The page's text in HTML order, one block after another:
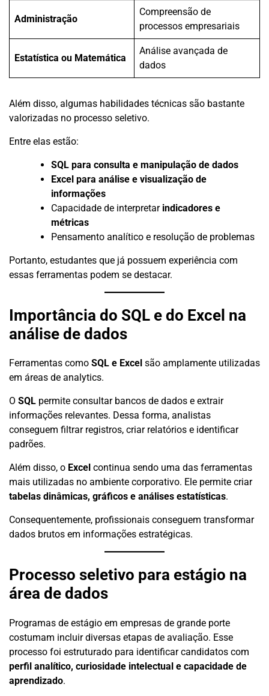
Administração
Compreensão de
processos empresariais
Estatística ou Matemática
Análise avançada de
dados
Além disso, algumas habilidades técnicas são bastante
valorizadas no processo seletivo.
Entre elas estão:
SQL para consulta e manipulação de dados
Excel para análise e visualização de
informações
Capacidade de interpretar indicadores e
métricas
Pensamento analítico e resolução de problemas
Portanto, estudantes que já possuem experiência com
essas ferramentas podem se destacar.
Importância do SQL e do Excel na
análise de dados
Ferramentas como SQL e Excel são amplamente utilizadas
em áreas de analytics.
O SQL permite consultar bancos de dados e extrair
informações relevantes. Dessa forma, analistas
conseguem filtrar registros, criar relatórios e identificar
padrões.
Além disso, o Excel continua sendo uma das ferramentas
mais utilizadas no ambiente corporativo. Ele permite criar
tabelas dinâmicas, gráficos e análises estatísticas.
Consequentemente, profissionais conseguem transformar
dados brutos em informações estratégicas.
Processo seletivo para estágio na
área de dados
Programas de estágio em empresas de grande porte
costumam incluir diversas etapas de avaliação. Esse
processo foi estruturado para identificar candidatos com
perfil analítico, curiosidade intelectual e capacidade de
aprendizado.